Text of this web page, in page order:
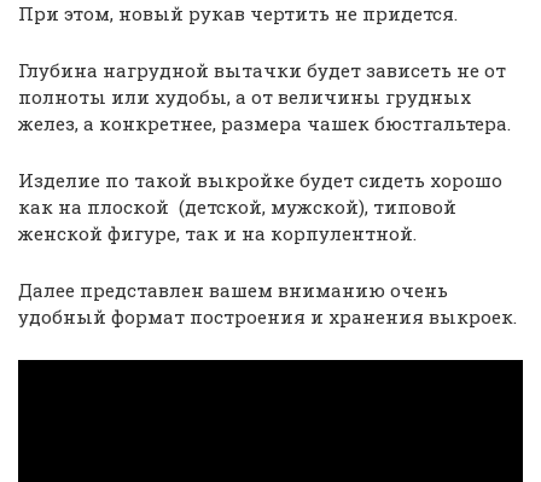
При этом, новый рукав чертить не придется.
Глубина нагрудной вытачки будет зависеть не от
полноты или худобы, а от величины грудных
желез, а конкретнее, размера чашек бюстгальтера.
Изделие по такой выкройке будет сидеть хорошо
как на плоской (детской, мужской), типовой
женской фигуре, так и на корпулентной.
Далее представлен вашем вниманию очень
удобный формат построения и хранения выкроек.